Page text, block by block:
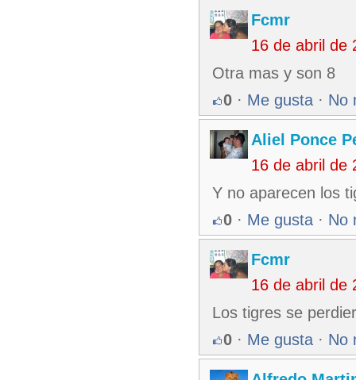
Fcmr
16 de abril de
Otra mas y son 8
0 · Me gusta · No
Aliel Ponce
16 de abril de
Y no aparecen los
0 · Me gusta · No
Fcmr
16 de abril de
Los tigres se
0 · Me gusta · No